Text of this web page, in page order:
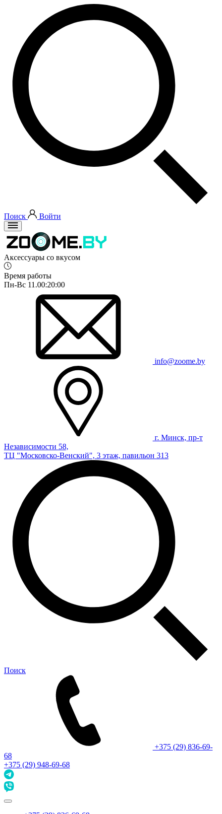
Поиск Войти
Аксессуары со вкусом
Время работы
Пн-Вс 11.00:20:00
info@zoome.by
г. Минск, пр-т
Независимости 58,
ТЦ "Московско-Венский", 3 этаж, павильон 313
Поиск
+375 (29) 836-69-
68
+375 (29) 948-69-68